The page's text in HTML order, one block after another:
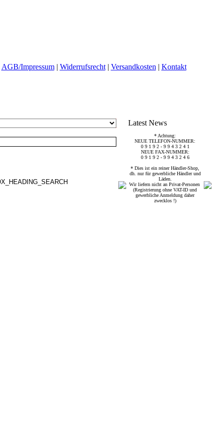
AGB/Impressum| Widerrufsrecht| Versandkosten | Kontakt
Latest News
* Achtung:
NEUE TELEFON-NUMMER:
0 9 1 9 2 - 9 9 4 3 2 4 1
NEUE FAX-NUMMER:
0 9 1 9 2 - 9 9 4 3 2 4 6
* Dies ist ein reiner Händler-Shop,
dh. nur für gewerbliche Händler und
Läden.
Wir liefern nicht an Privat-Personen
(Registrierung ohne VAT-ID und
gewerbliche Anmeldung daher
zwecklos !)